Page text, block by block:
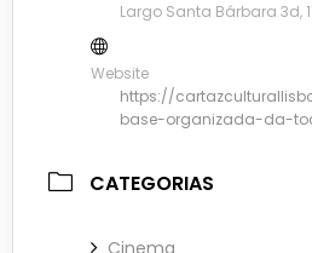
Largo Santa Bárbara 3d,
Website
https://
base-organizada-da-
CATEGORIAS